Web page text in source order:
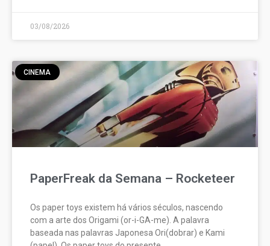
03/08/2026
CINEMA
PaperFreak da Semana – Rocketeer
Os paper toys existem há vários séculos, nascendo
com a arte dos Origami (or-i-GA-me). A palavra
baseada nas palavras Japonesa Ori(dobrar) e Kami